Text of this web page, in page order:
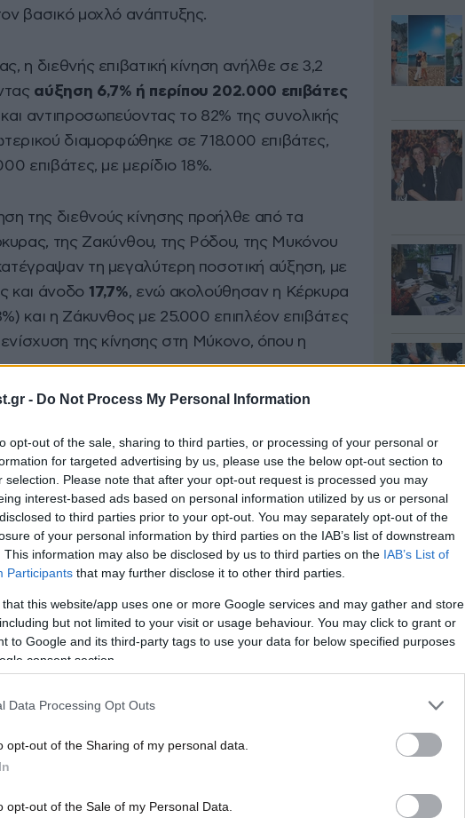
- Do Not Process My Personal Information
opt-out of the sale, sharing to third parties, or processing of your personal or
for targeted advertising by us, please use the below opt-out section to
selection. Please note that after your opt-out request is processed you may
interest-based ads based on personal information utilized by us or personal
to third parties prior to your opt-out. You may separately opt-out of the
of your personal information by third parties on the IAB’s list of downstream
This information may also be disclosed by us to third parties on the IAB’s List of
Participants that may further disclose it to other third parties.
that this website/app uses one or more Google services and may gather and store
but not limited to your visit or usage behaviour. You may click to grant or
to Google and its third-party tags to use your data for below specified purposes
consent section.
Data Processing Opt Outs
opt-out of the Sharing of my personal data.
opt-out of the Sale of my Personal Data.
βασικό μοχλό ανάπτυξης.
η διεθνής επιβατική κίνηση ανήλθε σε 3,2
αύξηση 6,7% ή περίπου 202.000 επιβάτες
και αντιπροσωπεύοντας το 82% της συνολικής
διαμορφώθηκε σε 718.000 επιβάτες,
επιβάτες, με μερίδιο 18%.
της διεθνούς κίνησης προήλθε από τα
της Ζακύνθου, της Ρόδου, της Μυκόνου
τη μεγαλύτερη ποσοτική αύξηση, με
και άνοδο 17,7%, ενώ ακολούθησαν η Κέρκυρα
και η Ζάκυνθος με 25.000 επιπλέον επιβάτες
ενίσχυση της κίνησης στη Μύκονο, όπου η